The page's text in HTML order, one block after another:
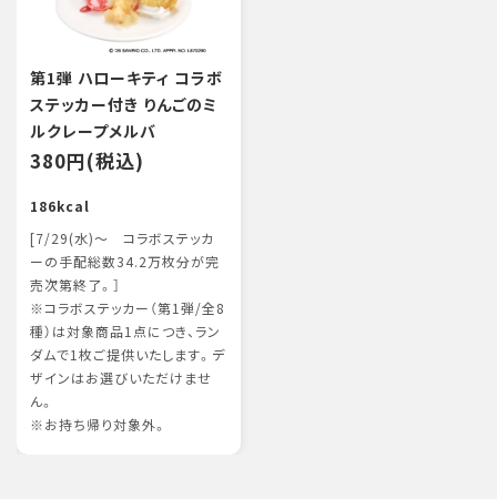
第1弾 ハローキティ コラボ
ステッカー付き りんごのミ
ルクレープメルバ
380円(税込)
186kcal
[7/29(水)～ コラボステッカ
ーの手配総数34.2万枚分が完
売次第終了。］
※コラボステッカー（第1弾/全8
種）は対象商品1点につき、ラン
ダムで1枚ご提供いたします。デ
ザインはお選びいただけませ
ん。
※お持ち帰り対象外。